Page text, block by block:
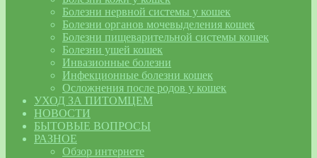
Болезни нервной системы у кошек
Болезни органов мочевыделения кошек
Болезни пищеварительной системы кошек
Болезни ушей кошек
Инвазионные болезни
Инфекционные болезни кошек
Осложнения после родов у кошек
УХОД ЗА ПИТОМЦЕМ
НОВОСТИ
БЫТОВЫЕ ВОПРОСЫ
РАЗНОЕ
Обзор интернете